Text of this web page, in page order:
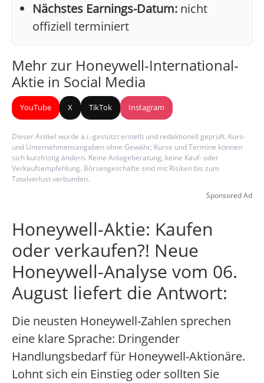
Nächstes Earnings-Datum: nicht
offiziell terminiert
Mehr zur Honeywell-International-
Aktie in Social Media
YouTube X TikTok Instagram
Dieser Artikel wurde a.i.-gestützt erstellt und redaktionell geprüft. Kurs-
und Unternehmensangaben ohne Gewähr; Kurse und Termine können
sich kurzfristig ändern. Keine Anlageberatung, keine Kauf- oder
Verkaufsempfehlung. Börsengeschäfte sind mit Risiken bis zum
Totalverlust verbunden.
Sponsored Ad
Honeywell-Aktie: Kaufen
oder verkaufen?! Neue
Honeywell-Analyse vom 06.
August liefert die Antwort:
Die neusten Honeywell-Zahlen sprechen
eine klare Sprache: Dringender
Handlungsbedarf für Honeywell-Aktionäre.
Lohnt sich ein Einstieg oder sollten Sie